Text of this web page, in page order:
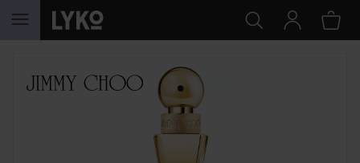
SIIRTYÄ JHK SISÄLTÖÖN
OHITA OSIO